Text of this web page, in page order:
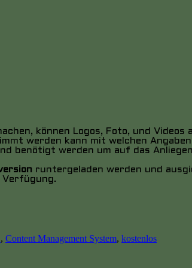
können Logos, Foto, und
werden kann mit welchen
benötigt werden um auf das
runtergeladen werden und
, Content Management System, kostenlos